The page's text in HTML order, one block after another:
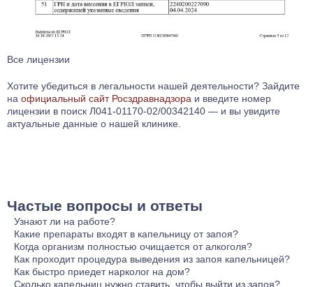
Все лицензии
Хотите убедиться в легальности нашей деятельности? Зайдите
на официальный сайт Росздравнадзора и введите номер
лицензии в поиск Л041-01170-02/00342140 — и вы увидите
актуальные данные о нашей клинике.
Частые вопросы и ответы
Узнают ли на работе?
Абсолютно нет. Мы не передаем информацию третьим
лицам, не выдаем справок, которые могут вас
скомпрометировать. При необходимости мы предоставляем
только нейтральную справку о нахождении под медицинским
наблюдением в указанные дни (без указания диагноза).
Какие препараты входят в капельницу от запоя?
В капельницу от запоя обычно включаются препараты для
восстановления электролитного баланса, устранения
дегидратации и улучшения общего состояния пациента.
Основу раствора составляет вода для инъекций, в которой
Когда организм полностью очищается от алкоголя?
Организм полностью очищается от алкоголя в течение 24-48
часов после последнего приема, однако следы алкоголя
могут сохраняться несколько дней. Длительность этого
Как проходит процедура выведения из запоя капельницей?
Процедура проводится с соблюдением строгих правил
асептики. Врач мобильной бригады или круглосуточного
Как быстро приедет нарколог на дом?
Наркологическая помощь может быть как запланированной,
Сколько капельниц нужно ставить, чтобы выйти из запоя?